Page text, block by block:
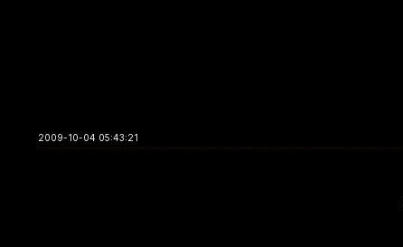
2009-10-04 05:43:21